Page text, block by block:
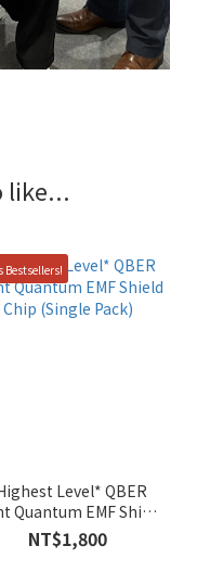
like...
Bestsellers!
Level* QBER
Quantum EMF Shield
Chip (Single Pack)
NT$1,800